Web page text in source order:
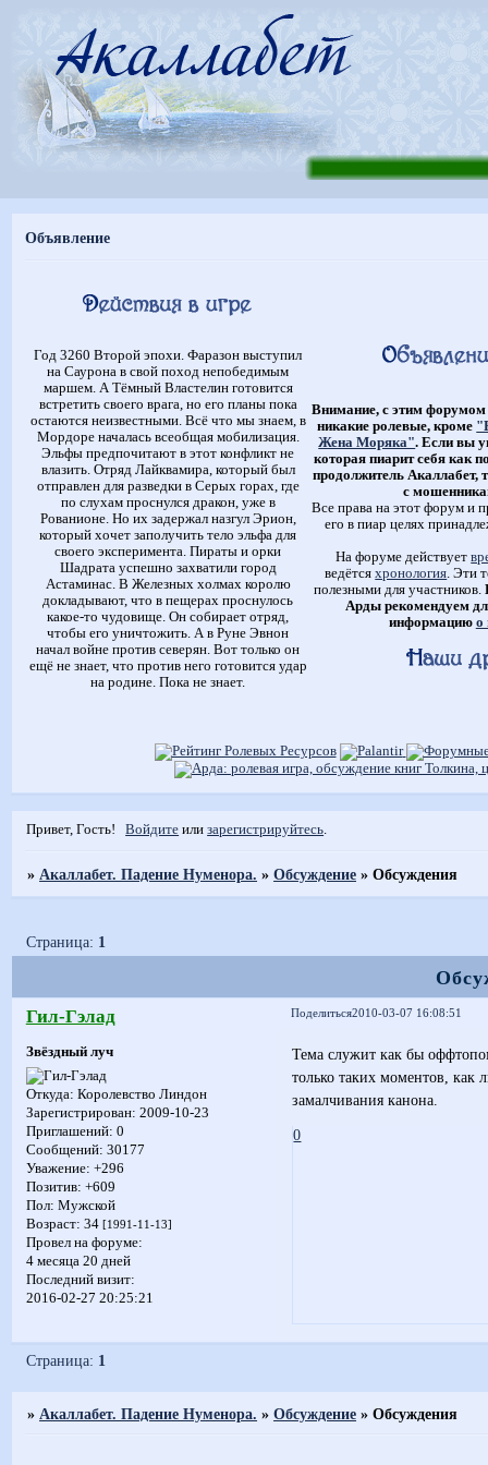
Объявление
Год 3260 Второй эпохи. Фаразон выступил
на Саурона в свой поход непобедимым
маршем. А Тёмный Властелин готовится
встретить своего врага, но его планы пока
остаются неизвестными. Всё что мы знаем, в
Мордоре началась всеобщая мобилизация.
Эльфы предпочитают в этот конфликт не
влазить. Отряд Лайквамира, который был
отправлен для разведки в Серых горах, где
по слухам проснулся дракон, уже в
Рованионе. Но их задержал назгул Эрион,
который хочет заполучить тело эльфа для
своего эксперимента. Пираты и орки
Шадрата успешно захватили город
Астаминас. В Железных холмах королю
докладывают, что в пещерах проснулось
какое-то чудовище. Он собирает отряд,
чтобы его уничтожить. А в Руне Эвнон
начал войне против северян. Вот только он
ещё не знает, что против него готовится удар
на родине. Пока не знает.
Внимание, с этим форумом
никакие ролевые, кроме
Жена Моряка". Если вы
которая пиарит себя как
продолжитель Акаллабет,
с
Все права на этот форум и
его в пиар целях
На форуме действует
ведётсяхронология. Эти
полезными для участников.
Арды рекомендуем
информацию о
Привет, Гость! Войдите илизарегистрируйтесь.
» Акаллабет. Падение Нуменора. »Обсуждение »Обсуждения
Страница: 1
Поделиться2010-03-07 16:08:51
Гил-Гэлад
Звёздный луч
Откуда: Королевство Линдон
Зарегистрирован: 2009-10-23
Приглашений: 0
Сообщений: 30177
Уважение: +296
Позитив: +609
Пол: Мужской
Возраст: 34 [1991-11-13]
Провел на форуме:
4 месяца 20 дней
Последний визит:
2016-02-27 20:25:21
Тема служит как бы
только таких моментов,
замалчивания канона.
0
Страница: 1
» Акаллабет. Падение Нуменора. »Обсуждение »Обсуждения